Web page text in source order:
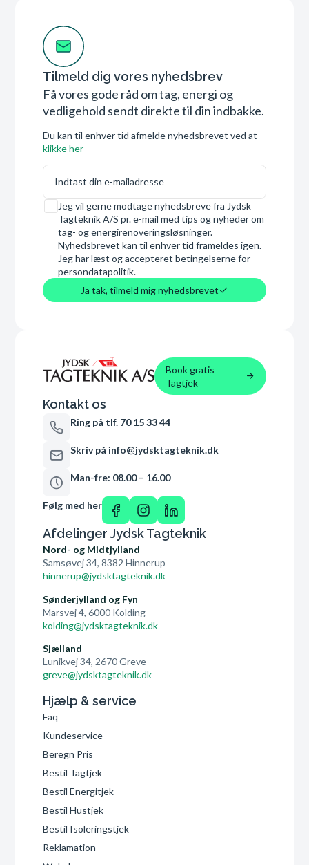
Tilmeld dig vores nyhedsbrev
Få vores gode råd om tag, energi og
vedligehold sendt direkte til din indbakke.
Du kan til enhver tid afmelde nyhedsbrevet ved at
klikke her
E-mail
Samtykke
Jeg vil gerne modtage nyhedsbreve fra Jydsk
Tagteknik A/S pr. e-mail med tips og nyheder om
tag- og energirenoveringsløsninger.
Nyhedsbrevet kan til enhver tid frameldes igen.
Jeg har læst og accepteret betingelserne for
persondatapolitik.
Ja tak, tilmeld mig nyhedsbrevet
Book gratis
Tagtjek
Kontakt os
Ring på tlf. 70 15 33 44
Skriv på info@jydsktagteknik.dk
Man-fre: 08.00 – 16.00
Følg med her
Afdelinger Jydsk Tagteknik
Nord- og Midtjylland
Samsøvej 34, 8382 Hinnerup
hinnerup@jydsktagteknik.dk
Sønderjylland og Fyn
Marsvej 4, 6000 Kolding
kolding@jydsktagteknik.dk
Sjælland
Lunikvej 34, 2670 Greve
greve@jydsktagteknik.dk
Hjælp & service
Faq
Kundeservice
Beregn Pris
Bestil Tagtjek
Bestil Energitjek
Bestil Hustjek
Bestil Isoleringstjek
Reklamation